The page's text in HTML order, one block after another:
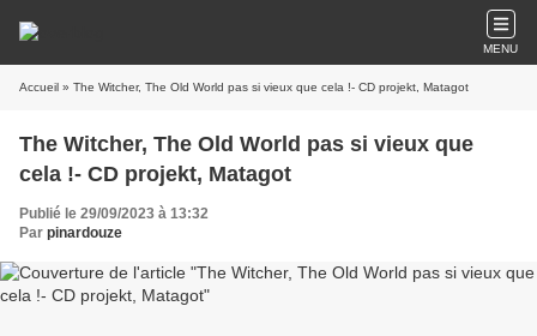
MENU
Accueil » The Witcher, The Old World pas si vieux que cela !- CD projekt, Matagot
The Witcher, The Old World pas si vieux que
cela !- CD projekt, Matagot
Publié le 29/09/2023 à 13:32
Par pinardouze